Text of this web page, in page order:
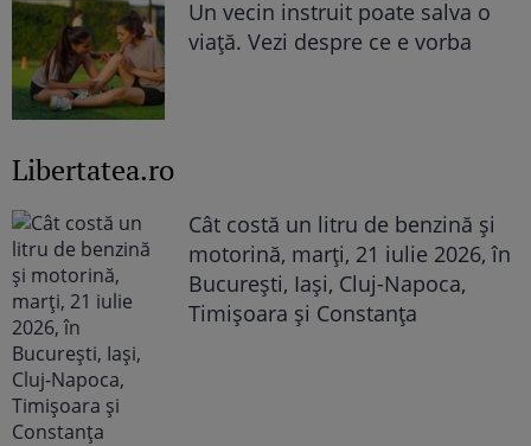
Un vecin instruit poate salva o
viață. Vezi despre ce e vorba
Libertatea.ro
Cât costă un litru de benzină și
motorină, marți, 21 iulie 2026, în
București, Iași, Cluj-Napoca,
Timișoara și Constanța